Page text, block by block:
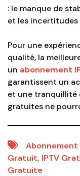
: le manque de
et les incertitudes
Pour une
qualité, la
un abonnement
garantissent un
et une tranquillité
gratuites ne
Abonnement
Gratuit, IPTV
Gratuite